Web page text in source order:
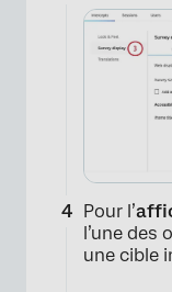
Pour l’
l’une des
une cible